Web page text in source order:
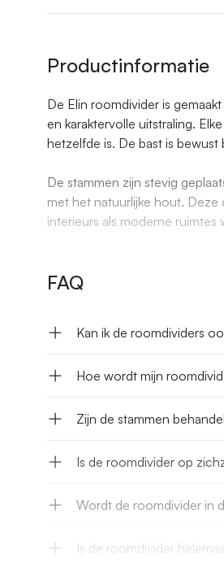
Productinformatie
De Elin roomdivider is
en karaktervolle uitstraling.
hetzelfde is. De bast is
De stammen zijn stevig
met het natuurlijke hout.
interieurs als moderne ruimtes
FAQ
Kan ik de roomdividers
Hoe wordt mijn
Zijn de stammen
Is de roomdivider op
Wordt de roomdivider in
Is de roomdivider